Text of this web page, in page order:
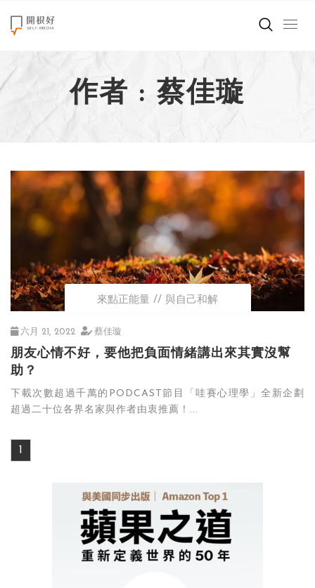
來點正能量
世界在想什麼
創造美好生活
職場商業經濟
影片專區
關於我們
作者 : 蔡佳璇
來點正能量 與自己和解
六月 21, 2022 蔡佳璇
朋友心情不好，要他把負面情緒講出來其實沒幫
助？
下載次數超過千萬的PODCAST節目「哇賽心理學」全新企劃
超過二十位各界名家與作者由衷推薦！...
1